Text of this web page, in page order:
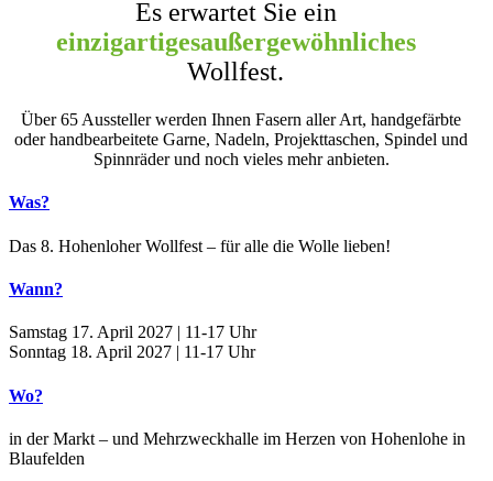
Es erwartet Sie ein
einzigartigesaußergewöhnliches
Wollfest.
Über 65 Aussteller werden Ihnen Fasern aller Art, handgefärbte
oder handbearbeitete Garne, Nadeln, Projekttaschen, Spindel und
Spinnräder und noch vieles mehr anbieten.
Was?
Das 8. Hohenloher Wollfest – für alle die Wolle lieben!
Wann?
Samstag 17. April 2027 | 11-17 Uhr
Sonntag 18. April 2027 | 11-17 Uhr
Wo?
in der Markt – und Mehrzweckhalle im Herzen von Hohenlohe in
Blaufelden